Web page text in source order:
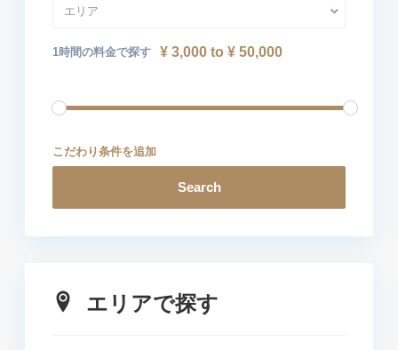
エリア
1時間の料金で探す ¥ 3,000 to ¥ 50,000
こだわり条件を追加
Search
エリアで探す